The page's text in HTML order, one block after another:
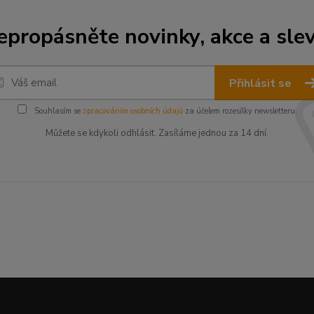
novinky, akce a
Přihlásit se
Souhlasím se zpracováním osobních údajůza účelem rozesílky newsletteru.
Můžete se kdykoli odhlásit. Zasíláme jednou za 14 dní.